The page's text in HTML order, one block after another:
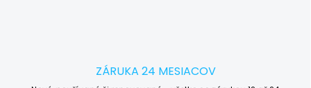
ZÁRUKA 24 MESIACOV